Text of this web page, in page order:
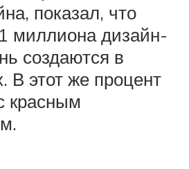
показал, что
миллиона дизайн-
создаются в
В этот же процент
красным